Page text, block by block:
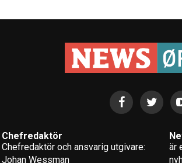
Chefredaktör
Chefredaktör och ansvarig utgivare:
Johan Wessman
är